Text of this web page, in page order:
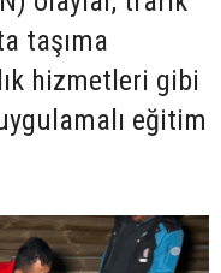
taşıma
hizmetleri gibi
eğitim